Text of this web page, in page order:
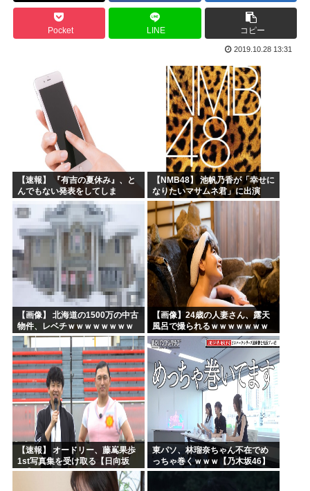
露悪系アニメ、定義がよくわからなくなる
高市早苗「消費税減税の財源は今から考える」
部落民のことお前らの地域ってなんて言ってた？
中国大使館に侵入した自衛官（24）、動機を告白「中国の強...
海外「ディズニーがゴミのようだ！」日本がアニメ化した米人...
今期アニメの評価、ついに固まる
Pocket LINE コピー
2019.10.28 13:31
【速報】 『有吉の夏休み』、と
んでもない発表をしてしま
う！！！！！
【NMB48】 池帆乃香が「幸せに
なりたいマサムネ君」に出演
【画像】 北海道の1500万の中古
物件、レベチｗｗｗｗｗｗｗｗ
ｗｗｗｗｗｗｗｗｗｗｗｗ
【画像】24歳の人妻さん、露天
風呂で撮られるｗｗｗｗｗｗｗ
ｗｗｗｗｗｗｗｗｗｗ
【速報】 オードリー、藤嶌果歩
1st写真集を受け取る【日向坂
46】
東パソ、林瑠奈ちゃん不在でめ
っちゃ巻くｗｗｗ【乃木坂46】